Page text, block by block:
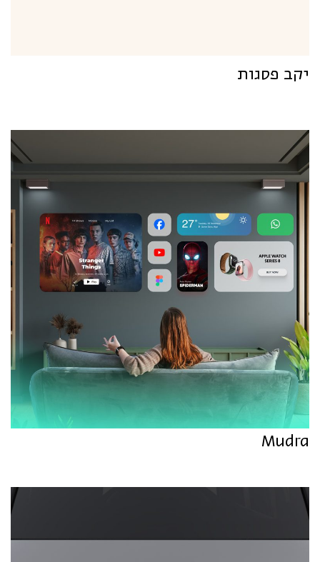
יקב פסגות
Mudra